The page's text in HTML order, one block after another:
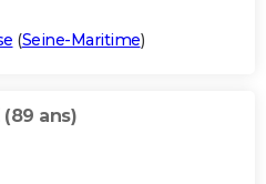
(Seine-Maritime)
(89 ans)